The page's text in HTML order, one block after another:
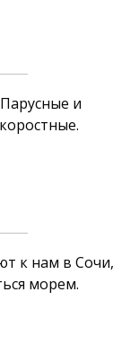
и
к нам в Сочи,
морем.